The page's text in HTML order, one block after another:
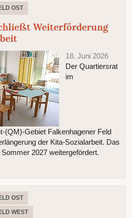
OST
Weiterförderung
18. Juni 2026
Der Quartiersrat
im
(QM)-Gebiet Falkenhagener Feld
der Kita-Sozialarbeit. Das
2027 weitergefördert.
OST
WEST